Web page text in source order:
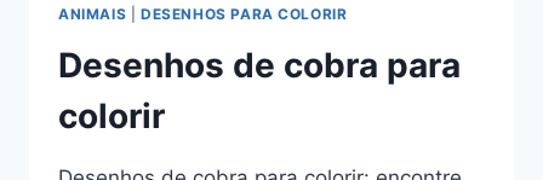
ANIMAIS DESENHOS PARA COLORIR
Desenhos de cobra para
colorir